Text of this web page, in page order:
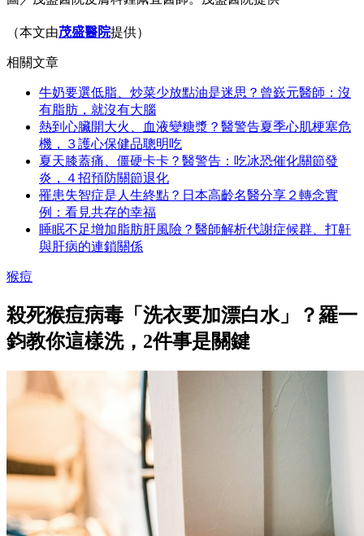
（本文由茂盛醫院提供）
相關文章
牛奶要選低脂、炒菜少放點油是迷思？曾嶔元醫師：沒
有脂肪，就沒有大腦
熱到心臟開大火、血液變糖漿？醫警告夏季心肌梗塞危
機，３護心保健品聰明吃
夏天膝蓋痛、僵硬卡卡？醫警告：吃冰恐催化關節發
炎，４招預防關節退化
罹患失智症是人生終點？日本高齡名醫分享２轉念實
例：看見共存的幸福
睡眠不足增加脂肪肝風險？醫師解析代謝症候群、打鼾
與肝病的連鎖關係
猴痘
殺死猴痘病毒「洗衣要加漂白水」？羅一
鈞教你這樣洗，2件事是關鍵